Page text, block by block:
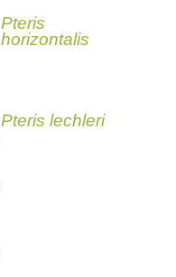
Pteris
horizontalis
Pteris lechleri